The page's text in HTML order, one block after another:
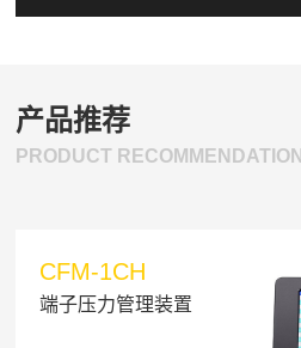
产品推荐
PRODUCT RECOMMENDATION
CFM-1CH
端子压力管理装置